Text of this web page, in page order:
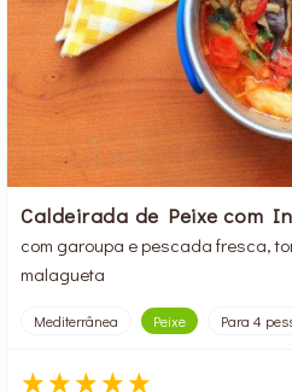
Caldeirada de Peixe com
com garoupa e pescada fresca,
malagueta
Mediterrânea Peixe Para 4